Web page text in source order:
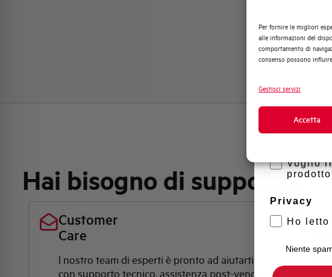
Per fornire le migliori
alle informazioni del
comportamento di
consenso possono
Gestisci servizi
Accetta
Marca
Hai bisogno di supporto?
Customer
Care
l nostro team di esperti è pronto ad aiutarti
con supporto tecnico, assistenza post-vendita
Voglio
Privacy
Ho
Niente